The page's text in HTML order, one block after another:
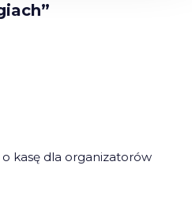
kasę dla organizatorów